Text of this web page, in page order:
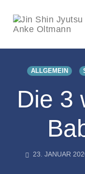
ALLGEMEIN
Die 3
23. JANUAR